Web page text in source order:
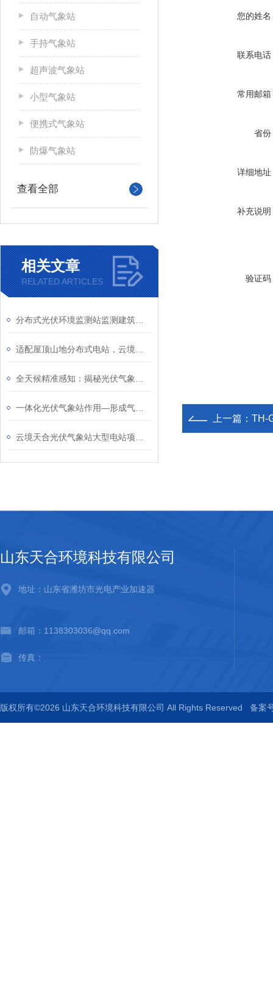
自动气象站
手持气象站
超声波气象站
小型气象站
便携式气象站
防爆气象站
查看全部
相关文章
RELATED ARTICLES
您的姓名
联系电话
常用邮箱
省份
详细地址
补充说明
验证码
上一篇： TH-
山东天合环境科技有限公司
地址：山东省潍坊市光电产业加速器
邮箱：1138303036@qq.com
传真：
版权所有©2026 山东天合环境科技有限公司 All Rights Reserved 备案